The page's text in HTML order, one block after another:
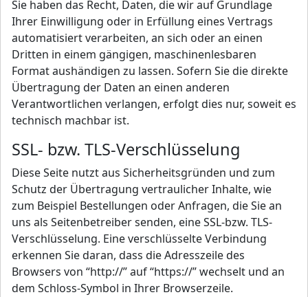
Sie haben das Recht, Daten, die wir auf Grundlage
Ihrer Einwilligung oder in Erfüllung eines Vertrags
automatisiert verarbeiten, an sich oder an einen
Dritten in einem gängigen, maschinenlesbaren
Format aushändigen zu lassen. Sofern Sie die direkte
Übertragung der Daten an einen anderen
Verantwortlichen verlangen, erfolgt dies nur, soweit es
technisch machbar ist.
SSL- bzw. TLS-Verschlüsselung
Diese Seite nutzt aus Sicherheitsgründen und zum
Schutz der Übertragung vertraulicher Inhalte, wie
zum Beispiel Bestellungen oder Anfragen, die Sie an
uns als Seitenbetreiber senden, eine SSL-bzw. TLS-
Verschlüsselung. Eine verschlüsselte Verbindung
erkennen Sie daran, dass die Adresszeile des
Browsers von “http://” auf “https://” wechselt und an
dem Schloss-Symbol in Ihrer Browserzeile.